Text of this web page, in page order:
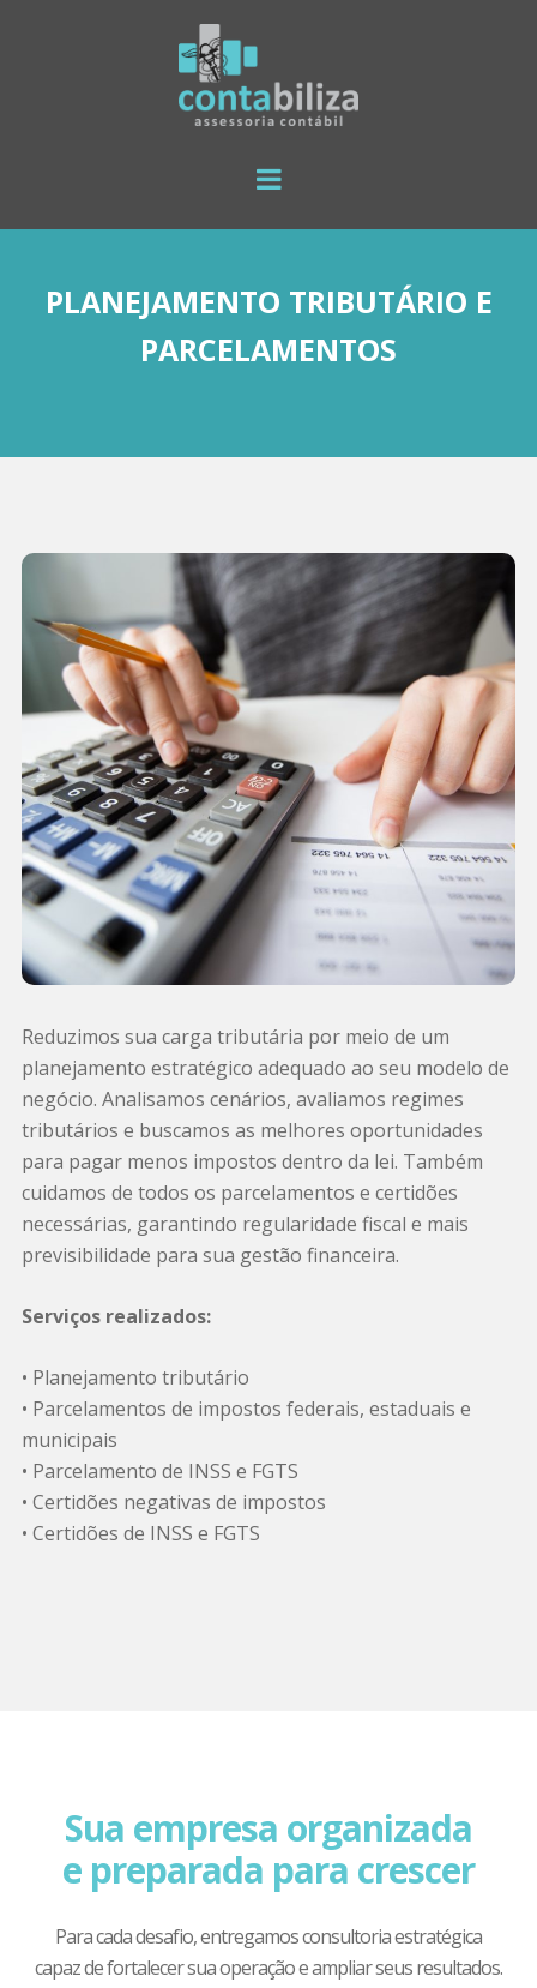
PLANEJAMENTO TRIBUTÁRIO E
PARCELAMENTOS
Reduzimos sua carga tributária por meio de um
planejamento estratégico adequado ao seu modelo de
negócio. Analisamos cenários, avaliamos regimes
tributários e buscamos as melhores oportunidades
para pagar menos impostos dentro da lei. Também
cuidamos de todos os parcelamentos e certidões
necessárias, garantindo regularidade fiscal e mais
previsibilidade para sua gestão financeira.
Serviços realizados:
• Planejamento tributário
• Parcelamentos de impostos federais, estaduais e
municipais
• Parcelamento de INSS e FGTS
• Certidões negativas de impostos
• Certidões de INSS e FGTS
Sua empresa organizada
e preparada para crescer
Para cada desafio, entregamos consultoria estratégica
capaz de fortalecer sua operação e ampliar seus resultados.